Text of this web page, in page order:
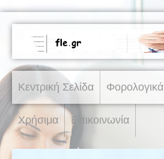
Κεντρική Σελίδα Φορολογικά
Χρήσιμα Επικοινωνία